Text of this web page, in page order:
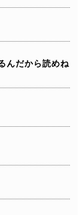
んだから読めね